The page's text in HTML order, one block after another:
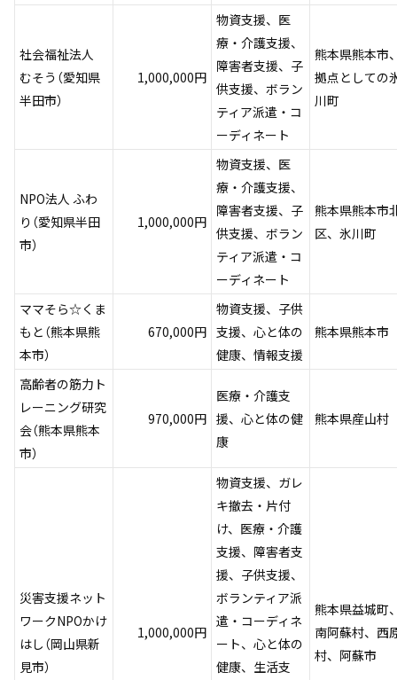
社会福祉法人
むそう（愛知県
半田市）
1,000,000円
物資支援、医
療・介護支援、
障害者支援、子
供支援、ボラン
ティア派遣・コ
ーディネート
熊本県熊本市
拠点としての
川町
NPO法人 ふわ
り（愛知県半田
市）
1,000,000円
物資支援、医
療・介護支援、
障害者支援、子
供支援、ボラン
ティア派遣・コ
ーディネート
熊本県熊本市
区、氷川町
ママそら☆くま
もと（熊本県熊
本市）
670,000円
物資支援、子供
支援、心と体の
健康、情報支援
熊本県熊本市
高齢者の筋力ト
レーニング研究
会（熊本県熊本
市）
970,000円
医療・介護支
援、心と体の健
康
熊本県産山村
災害支援ネット
ワークNPOかけ
はし（岡山県新
見市）
1,000,000円
物資支援、ガレ
キ撤去・片付
け、医療・介護
支援、障害者支
援、子供支援、
ボランティア派
遣・コーディネ
ート、心と体の
健康、生活支
熊本県益城町
南阿蘇村、西
村、阿蘇市